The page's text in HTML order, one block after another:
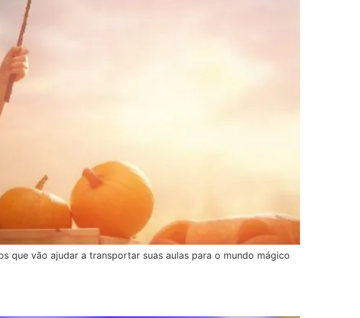
que vão ajudar a transportar suas aulas para o mundo mágico